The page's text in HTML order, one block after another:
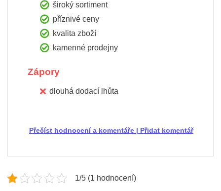
široký sortiment
příznivé ceny
kvalita zboží
kamenné prodejny
Zápory
dlouhá dodací lhůta
Přidat komentář
|
Přečíst hodnocení a komentáře
1/5 (1 hodnocení)